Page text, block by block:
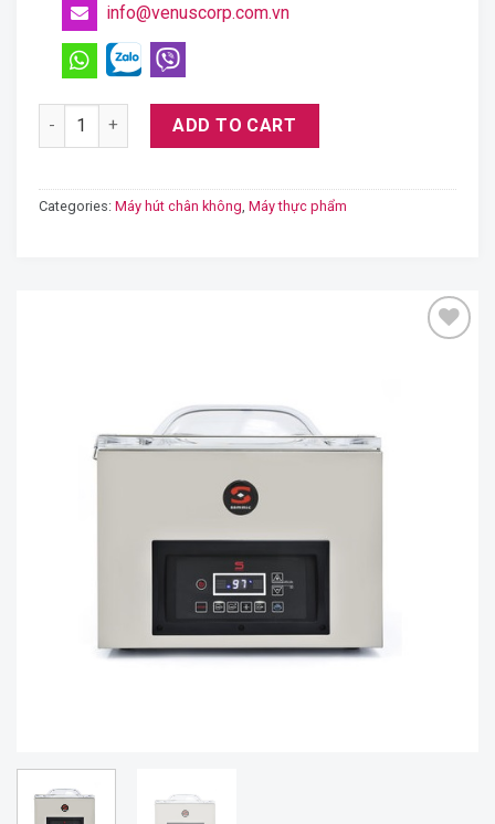
info@venuscorp.com.vn
Máy Sammic hút chân không Se-410 quantity
ADD TO CART
Categories: Máy hút chân không Máy thực phẩm